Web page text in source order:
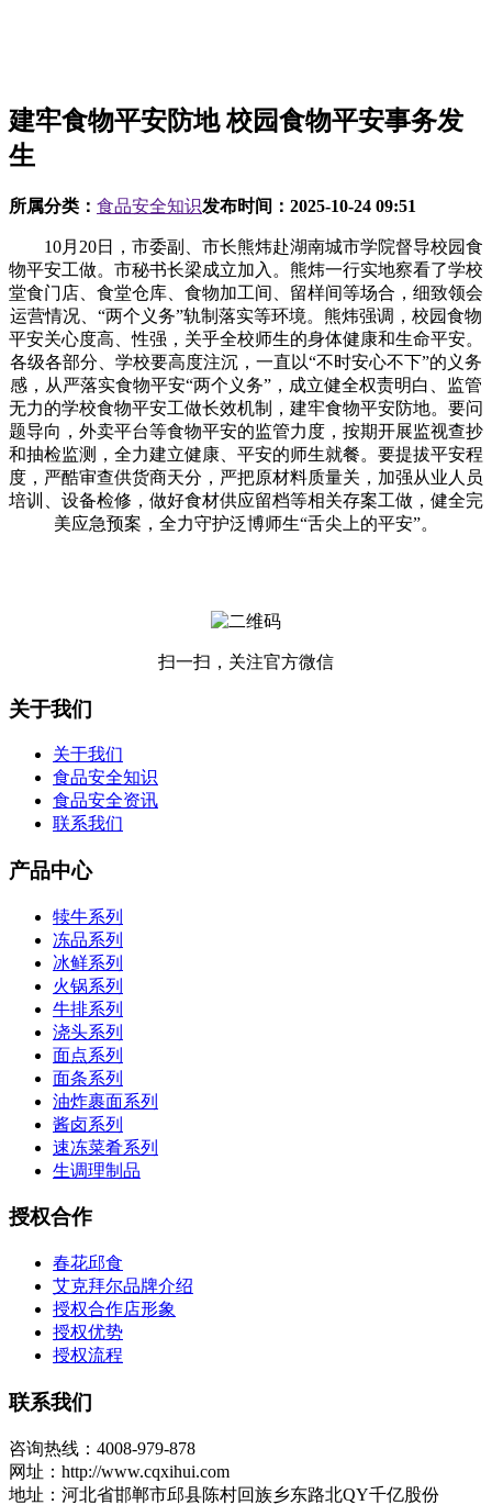
建牢食物平安防地 校园食物平安事务发
生
所属分类： 食品安全知识发布时间： 2025-10-24 09:51
10月20日，市委副、市长熊炜赴湖南城市学院督导校园食
物平安工做。市秘书长梁成立加入。熊炜一行实地察看了学校
堂食门店、食堂仓库、食物加工间、留样间等场合，细致领会
运营情况、“两个义务”轨制落实等环境。熊炜强调，校园食物
平安关心度高、性强，关乎全校师生的身体健康和生命平安。
各级各部分、学校要高度注沉，一直以“不时安心不下”的义务
感，从严落实食物平安“两个义务”，成立健全权责明白、监管
无力的学校食物平安工做长效机制，建牢食物平安防地。要问
题导向，外卖平台等食物平安的监管力度，按期开展监视查抄
和抽检监测，全力建立健康、平安的师生就餐。要提拔平安程
度，严酷审查供货商天分，严把原材料质量关，加强从业人员
培训、设备检修，做好食材供应留档等相关存案工做，健全完
美应急预案，全力守护泛博师生“舌尖上的平安”。
扫一扫，关注官方微信
关于我们
关于我们
食品安全知识
食品安全资讯
联系我们
产品中心
犊牛系列
冻品系列
冰鲜系列
火锅系列
牛排系列
浇头系列
面点系列
面条系列
油炸裹面系列
酱卤系列
速冻菜肴系列
生调理制品
授权合作
春花邱食
艾克拜尔品牌介绍
授权合作店形象
授权优势
授权流程
联系我们
咨询热线：4008-979-878
网址：http://www.cqxihui.com
地址：河北省邯郸市邱县陈村回族乡东路北QY千亿股份